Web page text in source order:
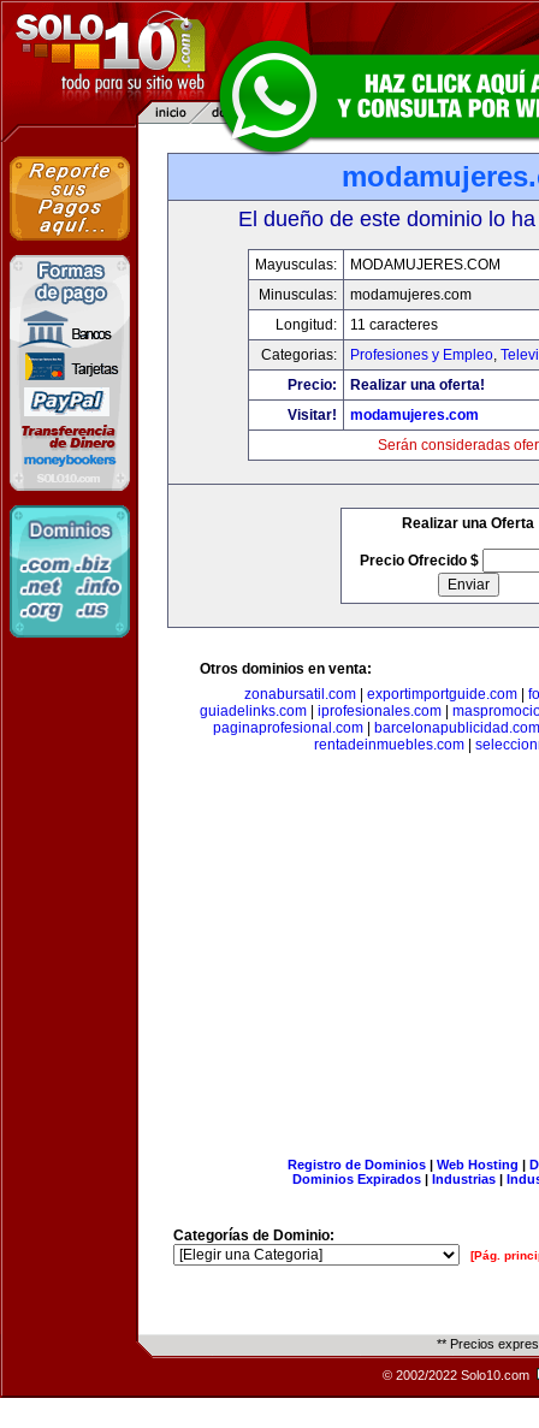
El dueño de este dominio lo
Mayusculas:
MODAMUJERES.COM
Minusculas:
modamujeres.com
Longitud:
11 caracteres
Categorias:
Profesiones y Empleo,
Precio:
Realizar una oferta!
Visitar!
modamujeres.com
Serán consideradas
Realizar una Oferta
Precio Ofrecido $
Otros dominios en venta:
zonabursatil.com
exportimportguide.com
guiadelinks.com
iprofesionales.com
paginaprofesional.com|
barcelonapublicidad.com
rentadeinmuebles.com|
Registro de Dominios| Web Hosting |
Dominios Expirados | Industrias |
Categorías de Dominio:
[Pág.
** Precios
© 2002/2022 Solo10.com